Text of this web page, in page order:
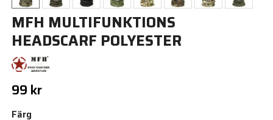
MFH MULTIFUNKTIONS
HEADSCARF POLYESTER
99 kr
Färg